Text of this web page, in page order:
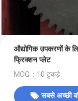
औद्योगिक उपकरणों के
फ्रिक्शन प्लेट
MOQ：10 टुकड़े
सबसे अच्छी